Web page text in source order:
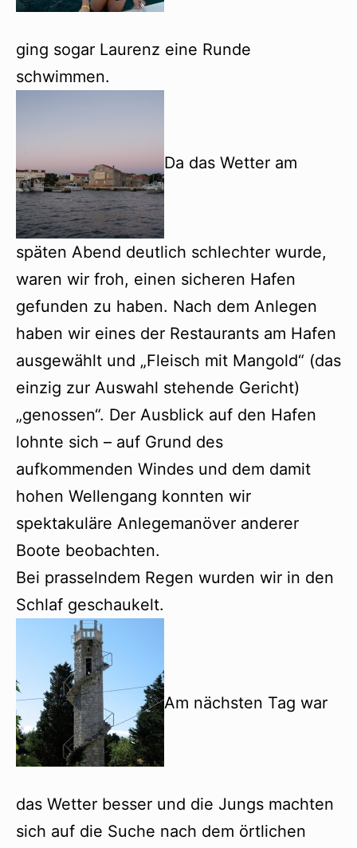
ging sogar Laurenz eine Runde
schwimmen.
Da das Wetter am
späten Abend deutlich schlechter wurde,
waren wir froh, einen sicheren Hafen
gefunden zu haben. Nach dem Anlegen
haben wir eines der Restaurants am Hafen
ausgewählt und „Fleisch mit Mangold“ (das
einzig zur Auswahl stehende Gericht)
„genossen“. Der Ausblick auf den Hafen
lohnte sich – auf Grund des
aufkommenden Windes und dem damit
hohen Wellengang konnten wir
spektakuläre Anlegemanöver anderer
Boote beobachten.
Bei prasselndem Regen wurden wir in den
Schlaf geschaukelt.
Am nächsten Tag war
das Wetter besser und die Jungs machten
sich auf die Suche nach dem örtlichen